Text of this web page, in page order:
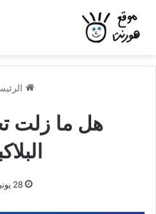
هل ما زلت
28 يونيو، 2013